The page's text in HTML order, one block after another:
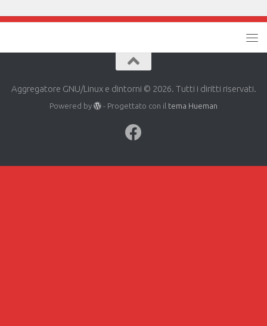
Aggregatore GNU/Linux e dintorni © 2026. Tutti i diritti riservati.
Powered by - Progettato con il tema Hueman